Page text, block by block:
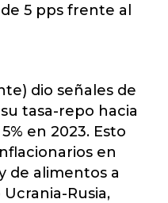
5 pps frente al
dio señales de
tasa-repo hacia
en 2023. Esto
en
de alimentos a
Rusia,